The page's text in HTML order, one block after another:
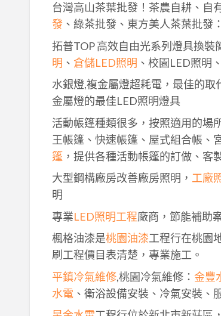
台灣高山茶葉批發！茶農自耕、自
發、綠茶批發、東方美人茶葉批發
拓普TOP 高效自由光系列燈具換
明 、 倉儲LED照明 、校園LED照明、
水銀燈,複金屬燈超耗電，最佳的
金屬燈的最佳LED照明燈具
活動帳篷種類很多，按照適用的場
王帳篷、快速帳篷、屋式組合帳、
篷，提供各種活動帳篷的訂做、客
大型鋼構廠房改善廠房照明， 工廠
明
專業LED照明工程廠商，節能補助
楓格油漆是桃園油漆工程行在桃園
刷工程價目表清楚，專業施工。
平鎮冷氣維修,桃園冷氣維修： 金豐
水電、衛浴設備安裝、冷氣安裝、